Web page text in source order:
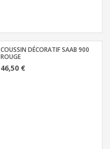
COUSSIN DÉCORATIF SAAB 900
ROUGE
46,50 €